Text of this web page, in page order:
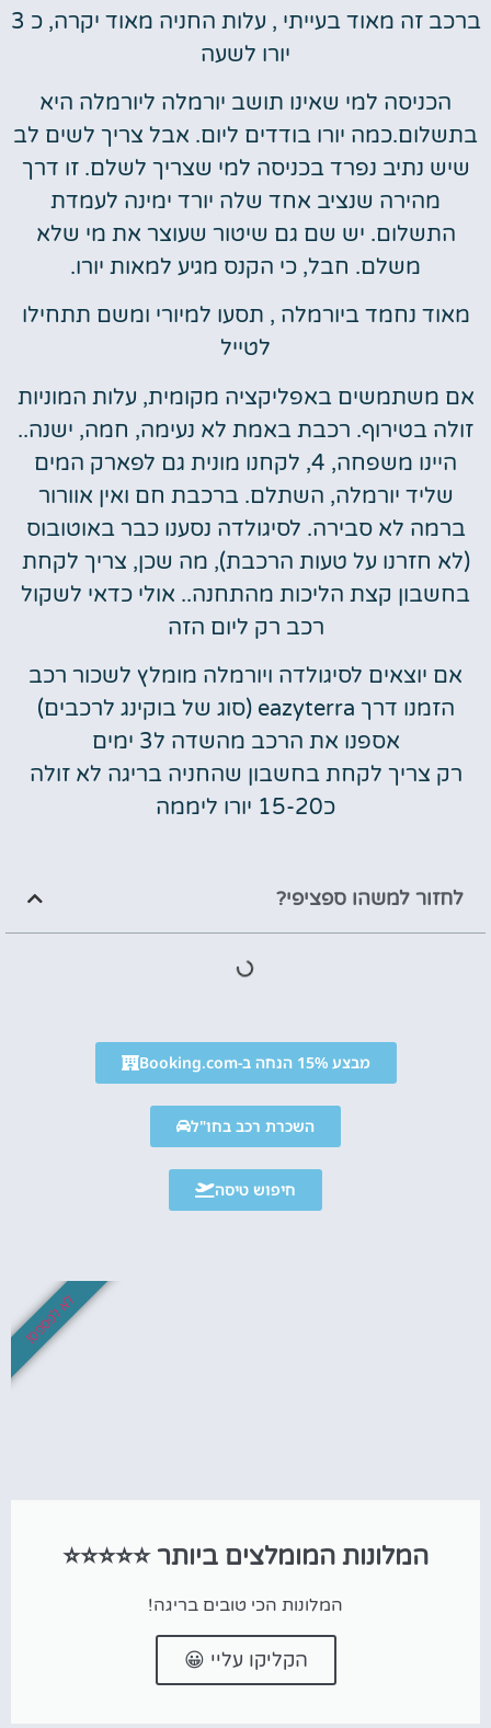
ברכב זה מאוד בעייתי , עלות החניה מאוד יקרה, כ 3
יורו לשעה
הכניסה למי שאינו תושב יורמלה ליורמלה היא
בתשלום.כמה יורו בודדים ליום. אבל צריך לשים לב
שיש נתיב נפרד בכניסה למי שצריך לשלם. זו דרך
מהירה שנציב אחד שלה יורד ימינה לעמדת
התשלום. יש שם גם שיטור שעוצר את מי שלא
משלם. חבל, כי הקנס מגיע למאות יורו.
מאוד נחמד ביורמלה , תסעו למיורי ומשם תתחילו
לטייל
אם משתמשים באפליקציה מקומית, עלות המוניות
זולה בטירוף. רכבת באמת לא נעימה, חמה, ישנה..
היינו משפחה, 4, לקחנו מונית גם לפארק המים
שליד יורמלה, השתלם. ברכבת חם ואין אוורור
ברמה לא סבירה. לסיגולדה נסענו כבר באוטובוס
(לא חזרנו על טעות הרכבת), מה שכן, צריך לקחת
בחשבון קצת הליכות מהתחנה.. אולי כדאי לשקול
רכב רק ליום הזה
אם יוצאים לסיגולדה ויורמלה מומלץ לשכור רכב
הזמנו דרך eazyterra (סוג של בוקינג לרכבים)
אספנו את הרכב מהשדה ל3 ימים
רק צריך לקחת בחשבון שהחניה בריגה לא זולה
כ15-20 יורו ליממה
לחזור למשהו ספציפי?
מבצע 15% הנחה ב-Booking.com
השכרת רכב בחו"ל
חיפוש טיסה
המלונות המומלצים ביותר ⭐⭐⭐⭐⭐
המלונות הכי טובים בריגה!
הקליקו עליי 😀
לא לפספס!